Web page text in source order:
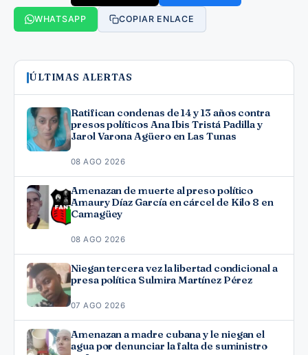
WHATSAPP COPIAR ENLACE
ÚLTIMAS ALERTAS
Ratifican condenas de 14 y 13 años contra
presos políticos Ana Ibis Tristá Padilla y
Jarol Varona Agüero en Las Tunas
08 AGO 2026
Amenazan de muerte al preso político
Amaury Díaz García en cárcel de Kilo 8 en
Camagüey
08 AGO 2026
Niegan tercera vez la libertad condicional a
presa política Sulmira Martínez Pérez
07 AGO 2026
Amenazan a madre cubana y le niegan el
agua por denunciar la falta de suministro